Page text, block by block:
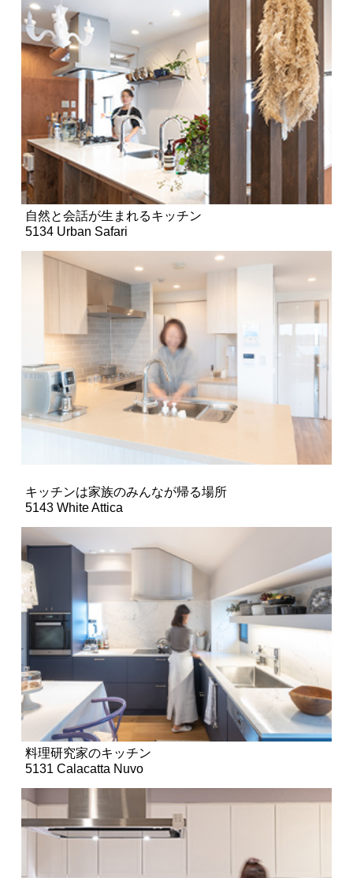
自然と会話が生まれるキッチン
5134 Urban Safari
キッチンは家族のみんなが帰る場所
5143 White Attica
料理研究家のキッチン
5131 Calacatta Nuvo